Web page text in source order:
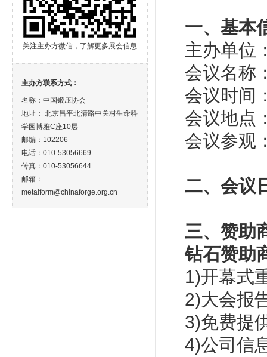
关注主办方微信，了解更多展会信息
主办方联系方式：
名称：中国锻压协会
地址： 北京昌平北清路中关村生命科
学园博雅C座10层
邮编：102206
电话：010-53056669
传真：010-53056644
邮箱：
metalform@chinaforge.org.cn
一、基本
主办单位
会议名称
会议时间
会议地点
会议参观
二、会议
三、赞助
钻石赞助
1)开幕式
2)大会报
3)免费提
4)公司信